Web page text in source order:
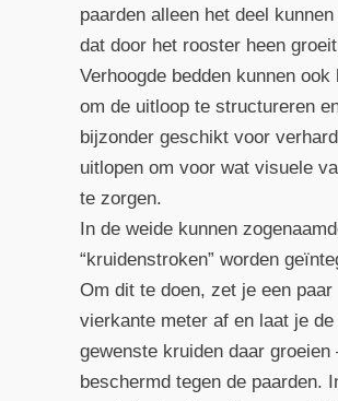
paarden alleen het deel kunnen
dat door het rooster heen
Verhoogde bedden kunnen ook
om de uitloop te structureren
bijzonder geschikt voor
uitlopen om voor wat visuele
te zorgen.
In de weide kunnen
“kruidenstroken” worden
Om dit te doen, zet je een paar
vierkante meter af en laat je de
gewenste kruiden daar groeien
beschermd tegen de paarden.